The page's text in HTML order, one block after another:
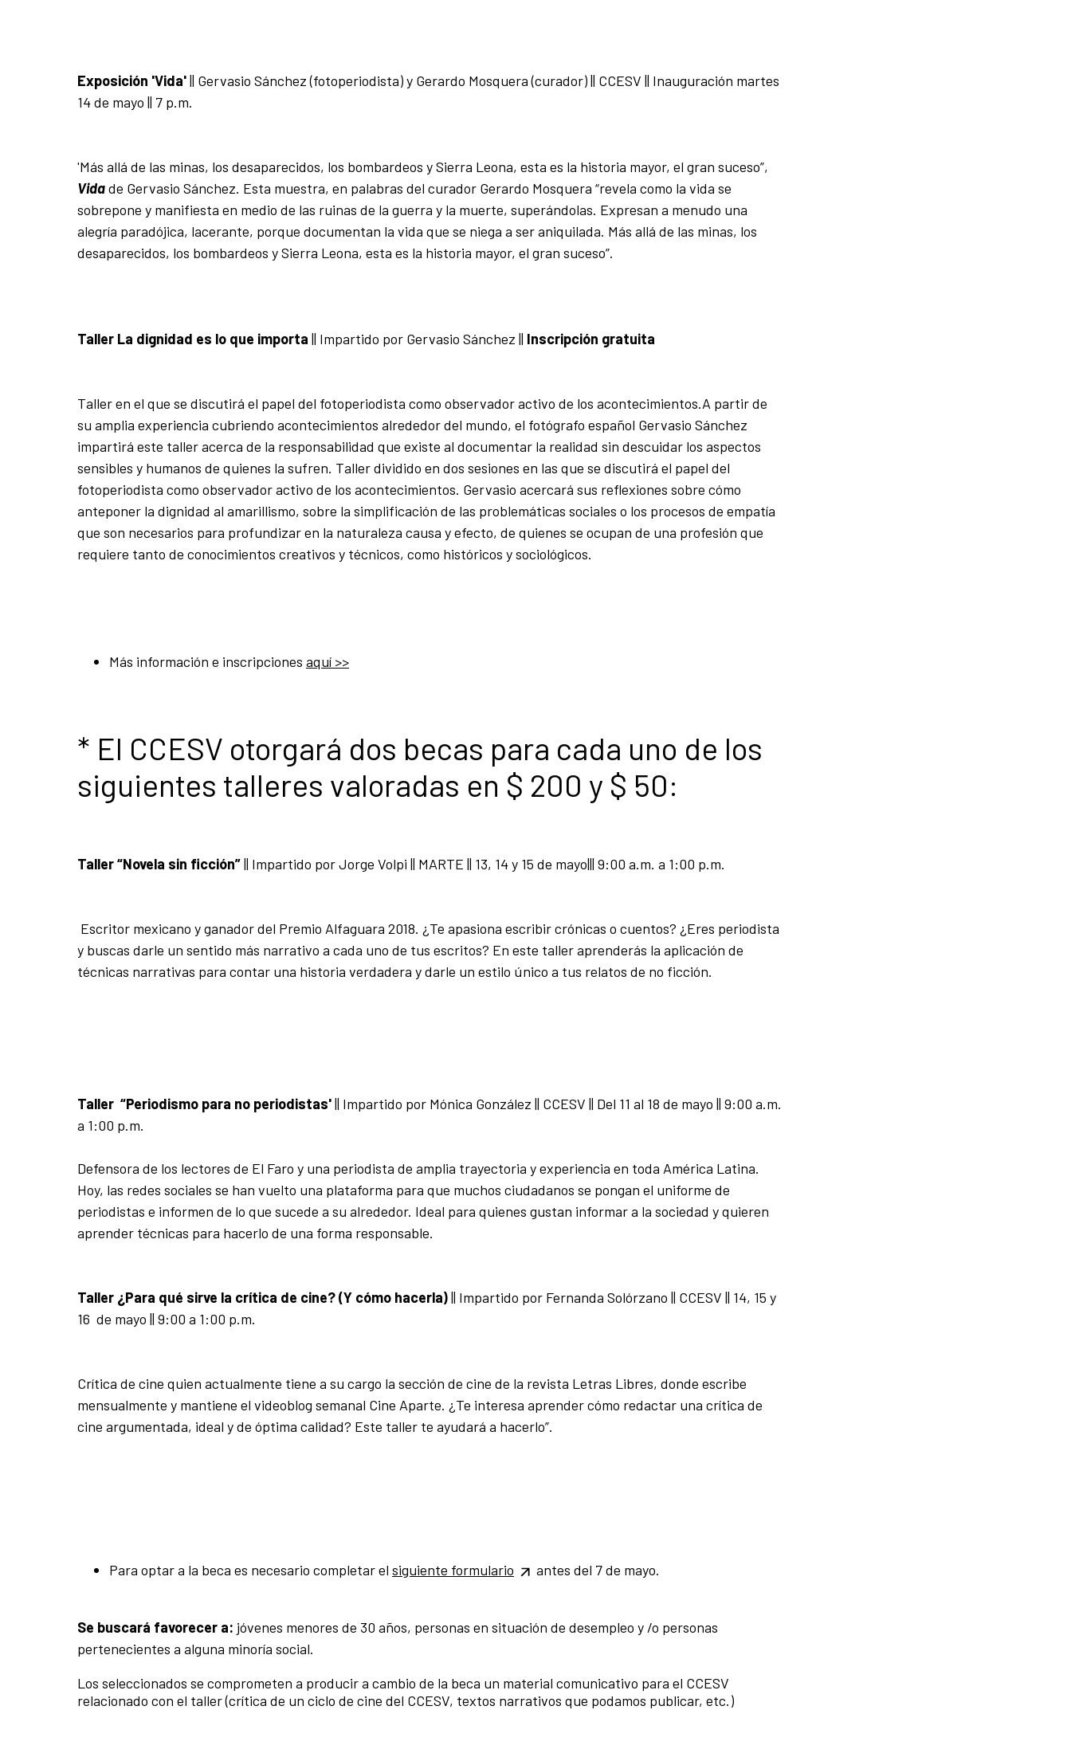
Exposición 'Vida'|| Gervasio Sánchez (fotoperiodista) y Gerardo Mosquera (curador)|| CCESV || Inauguración martes
14 de mayo || 7 p.m.
'Más allá de las minas, los desaparecidos, los bombardeos y Sierra Leona, esta es la historia mayor, el gran suceso”,
Vidade Gervasio Sánchez. Esta muestra, en palabras del curador Gerardo Mosquera “revela como la vida se
sobrepone y manifiesta en medio de las ruinas de la guerra y la muerte, superándolas. Expresan a menudo una
alegría paradójica, lacerante, porque documentan la vida que se niega a ser aniquilada. Más allá de las minas, los
desaparecidos, los bombardeos y Sierra Leona, esta es la historia mayor, el gran suceso”.
Taller La dignidad es lo que importa || Impartido por Gervasio Sánchez || Inscripción gratuita
Taller en el que se discutirá el papel del fotoperiodista como observador activo de los acontecimientos.A partir de
su amplia experiencia cubriendo acontecimientos alrededor del mundo, el fotógrafo español Gervasio Sánchez
impartirá este taller acerca de la responsabilidad que existe al documentar la realidad sin descuidar los aspectos
sensibles y humanos de quienes la sufren. Taller dividido en dos sesiones en las que se discutirá el papel del
fotoperiodista como observador activo de los acontecimientos. Gervasio acercará sus reflexiones sobre cómo
anteponer la dignidad al amarillismo, sobre la simplificación de las problemáticas sociales o los procesos de empatía
que son necesarios para profundizar en la naturaleza causa y efecto, de quienes se ocupan de una profesión que
requiere tanto de conocimientos creativos y técnicos, como históricos y sociológicos.
Más información e inscripciones aquí >>
* El CCESV otorgará dos becas para cada uno de los
siguientes talleres valoradas en $ 200 y $ 50:
Taller “Novela sin ficción”|| Impartido por Jorge Volpi || MARTE || 13, 14 y 15 de mayo||| 9:00 a.m. a 1:00 p.m.
Escritor mexicano y ganador del Premio Alfaguara 2018. ¿Te apasiona escribir crónicas o cuentos? ¿Eres periodista
y buscas darle un sentido más narrativo a cada uno de tus escritos? En este taller aprenderás la aplicación de
técnicas narrativas para contar una historia verdadera y darle un estilo único a tus relatos de no ficción.
Taller “Periodismo para no periodistas'|| Impartido por Mónica González || CCESV || Del 11 al 18 de mayo || 9:00 a.m.
a 1:00 p.m.
Defensora de los lectores de El Faro y una periodista de amplia trayectoria y experiencia en toda América Latina.
Hoy, las redes sociales se han vuelto una plataforma para que muchos ciudadanos se pongan el uniforme de
periodistas e informen de lo que sucede a su alrededor. Ideal para quienes gustan informar a la sociedad y quieren
aprender técnicas para hacerlo de una forma responsable.
Taller ¿Para qué sirve la crítica de cine? (Y cómo hacerla)|| Impartido por Fernanda Solórzano || CCESV || 14, 15 y
16 de mayo || 9:00 a 1:00 p.m.
Crítica de cine quien actualmente tiene a su cargo la sección de cine de la revista Letras Libres, donde escribe
mensualmente y mantiene el videoblog semanal Cine Aparte. ¿Te interesa aprender cómo redactar una crítica de
cine argumentada, ideal y de óptima calidad? Este taller te ayudará a hacerlo”.
Para optar a la beca es necesario completar el siguiente formulario antes del 7 de mayo.
Se buscará favorecer a: jóvenes menores de 30 años, personas en situación de desempleo y /o personas
pertenecientes a alguna minoría social.
Los seleccionados se comprometen a producir a cambio de la beca un material comunicativo para el CCESV
relacionado con el taller (crítica de un ciclo de cine del CCESV, textos narrativos que podamos publicar, etc.)